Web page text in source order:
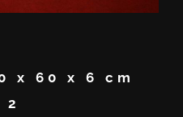
x 60 x 6 cm
2